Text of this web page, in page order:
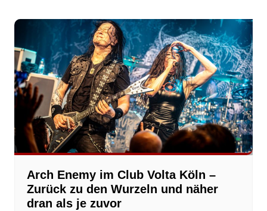
Arch Enemy im Club Volta Köln –
Zurück zu den Wurzeln und näher
dran als je zuvor